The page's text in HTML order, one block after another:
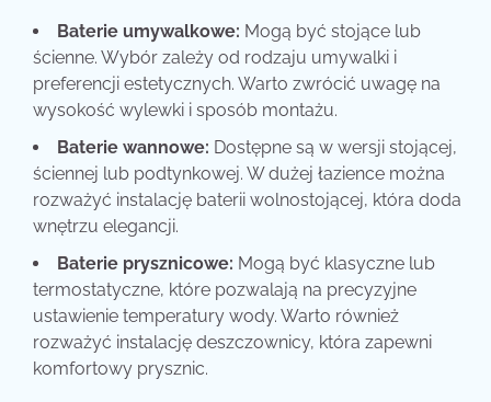
Baterie umywalkowe: Mogą być stojące lub
ścienne. Wybór zależy od rodzaju umywalki i
preferencji estetycznych. Warto zwrócić uwagę na
wysokość wylewki i sposób montażu.
Baterie wannowe: Dostępne są w wersji stojącej,
ściennej lub podtynkowej. W dużej łazience można
rozważyć instalację baterii wolnostojącej, która doda
wnętrzu elegancji.
Baterie prysznicowe: Mogą być klasyczne lub
termostatyczne, które pozwalają na precyzyjne
ustawienie temperatury wody. Warto również
rozważyć instalację deszczownicy, która zapewni
komfortowy prysznic.